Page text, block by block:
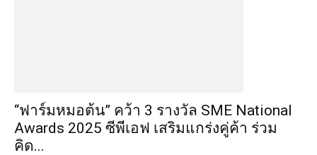
“ฟาร์มหมอต้น” คว้า 3 รางวัล SME National
Awards 2025 ซีพีเอฟ เสริมแกร่งคู่ค้า ร่วม
คิด...